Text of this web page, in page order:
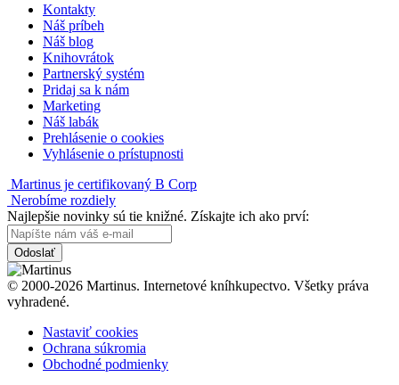
Kontakty
Náš príbeh
Náš blog
Knihovrátok
Partnerský systém
Pridaj sa k nám
Marketing
Náš labák
Prehlásenie o cookies
Vyhlásenie o prístupnosti
Martinus je certifikovaný B Corp
Nerobíme rozdiely
Najlepšie novinky sú tie knižné. Získajte ich ako prví:
Odoslať
© 2000-2026 Martinus. Internetové kníhkupectvo. Všetky práva
vyhradené.
Nastaviť cookies
Ochrana súkromia
Obchodné podmienky